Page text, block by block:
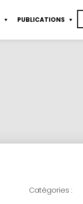
PUBLICATIONS
Catégories :